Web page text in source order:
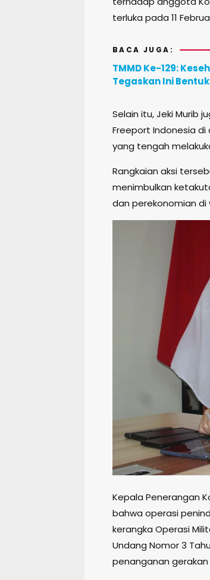
terluka pada 11
BACA JUGA:
TMMD Ke-129:
Tegaskan Ini
Selain itu, Jeki Murib
Freeport Indonesia
yang tengah
Rangkaian aksi
menimbulkan
dan perekonomian
Kepala Penerangan
bahwa operasi
kerangka Operasi
Undang Nomor 3
penanganan